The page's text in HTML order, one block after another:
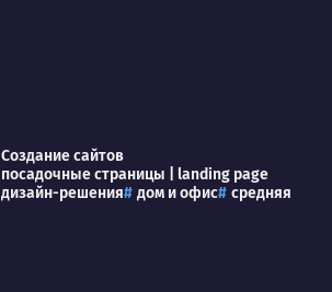
Создание сайтов
посадочные страницы | landing page
дизайн-решения
дом и офис средняя